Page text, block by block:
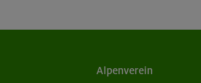
Alpenverein